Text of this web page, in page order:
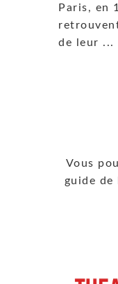
Paris, en
de leur ...
Vous
guide de